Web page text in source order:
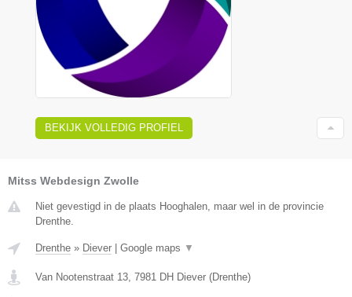
BEKIJK VOLLEDIG PROFIEL
Mitss Webdesign Zwolle
Niet gevestigd in de plaats Hooghalen, maar wel in de provincie
Drenthe.
Drenthe » Diever Google maps ▼
Van Nootenstraat 13, 7981 DH Diever (Drenthe)